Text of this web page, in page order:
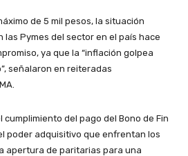
de 5 mil pesos, la situación
Pymes del sector en el país hace
ya que la “inflación golpea
señalaron en reiteradas
cumplimiento del pago del Bono de Fin
poder adquisitivo que enfrentan los
apertura de paritarias para una